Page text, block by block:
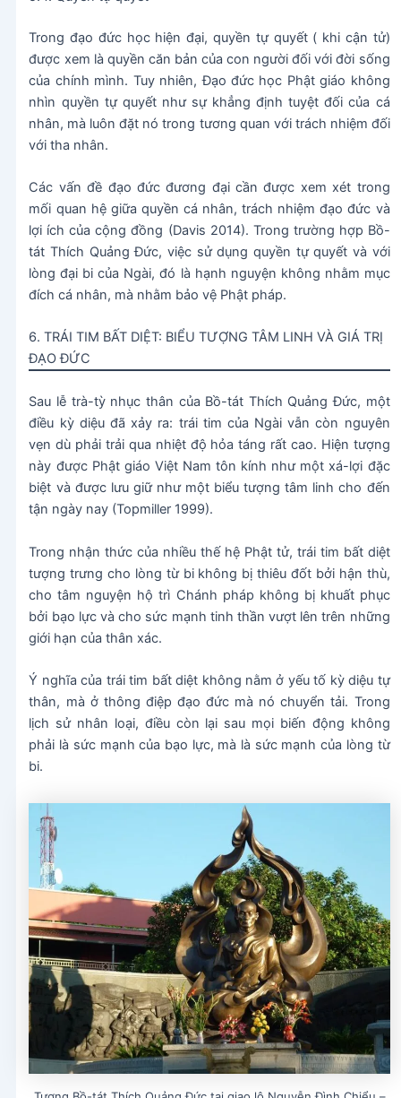
Trong đạo đức học hiện đại, quyền tự quyết ( khi cận tử)
được xem là quyền căn bản của con người đối với đời sống
của chính mình. Tuy nhiên, Đạo đức học Phật giáo không
nhìn quyền tự quyết như sự khẳng định tuyệt đối của cá
nhân, mà luôn đặt nó trong tương quan với trách nhiệm đối
với tha nhân.
Các vấn đề đạo đức đương đại cần được xem xét trong
mối quan hệ giữa quyền cá nhân, trách nhiệm đạo đức và
lợi ích của cộng đồng (Davis 2014). Trong trường hợp Bồ-
tát Thích Quảng Đức, việc sử dụng quyền tự quyết và với
lòng đại bi của Ngài, đó là hạnh nguyện không nhằm mục
đích cá nhân, mà nhằm bảo vệ Phật pháp.
6. TRÁI TIM BẤT DIỆT: BIỂU TƯỢNG TÂM LINH VÀ GIÁ TRỊ
ĐẠO ĐỨC
Sau lễ trà-tỳ nhục thân của Bồ-tát Thích Quảng Đức, một
điều kỳ diệu đã xảy ra: trái tim của Ngài vẫn còn nguyên
vẹn dù phải trải qua nhiệt độ hỏa táng rất cao. Hiện tượng
này được Phật giáo Việt Nam tôn kính như một xá-lợi đặc
biệt và được lưu giữ như một biểu tượng tâm linh cho đến
tận ngày nay (Topmiller 1999).
Trong nhận thức của nhiều thế hệ Phật tử, trái tim bất diệt
tượng trưng cho lòng từ bi không bị thiêu đốt bởi hận thù,
cho tâm nguyện hộ trì Chánh pháp không bị khuất phục
bởi bạo lực và cho sức mạnh tinh thần vượt lên trên những
giới hạn của thân xác.
Ý nghĩa của trái tim bất diệt không nằm ở yếu tố kỳ diệu tự
thân, mà ở thông điệp đạo đức mà nó chuyển tải. Trong
lịch sử nhân loại, điều còn lại sau mọi biến động không
phải là sức mạnh của bạo lực, mà là sức mạnh của lòng từ
bi.